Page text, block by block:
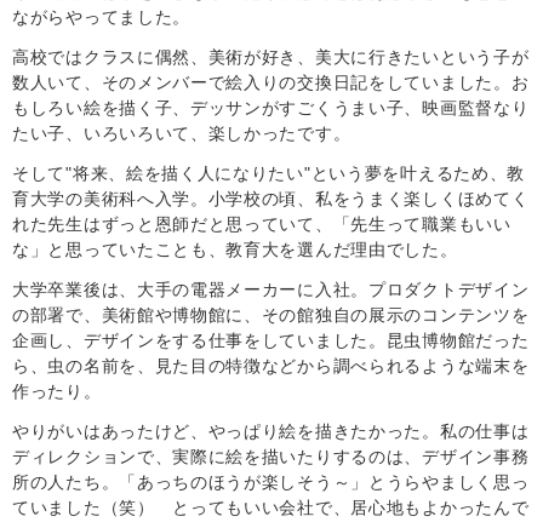
ながらやってました。
高校ではクラスに偶然、美術が好き、美大に行きたいという子が
数人いて、そのメンバーで絵入りの交換日記をしていました。お
もしろい絵を描く子、デッサンがすごくうまい子、映画監督なり
たい子、いろいろいて、楽しかったです。
そして"将来、絵を描く人になりたい"という夢を叶えるため、教
育大学の美術科へ入学。小学校の頃、私をうまく楽しくほめてく
れた先生はずっと恩師だと思っていて、「先生って職業もいい
な」と思っていたことも、教育大を選んだ理由でした。
大学卒業後は、大手の電器メーカーに入社。プロダクトデザイン
の部署で、美術館や博物館に、その館独自の展示のコンテンツを
企画し、デザインをする仕事をしていました。昆虫博物館だった
ら、虫の名前を、見た目の特徴などから調べられるような端末を
作ったり。
やりがいはあったけど、やっぱり絵を描きたかった。私の仕事は
ディレクションで、実際に絵を描いたりするのは、デザイン事務
所の人たち。「あっちのほうが楽しそう～」とうらやましく思っ
ていました（笑） とってもいい会社で、居心地もよかったんで